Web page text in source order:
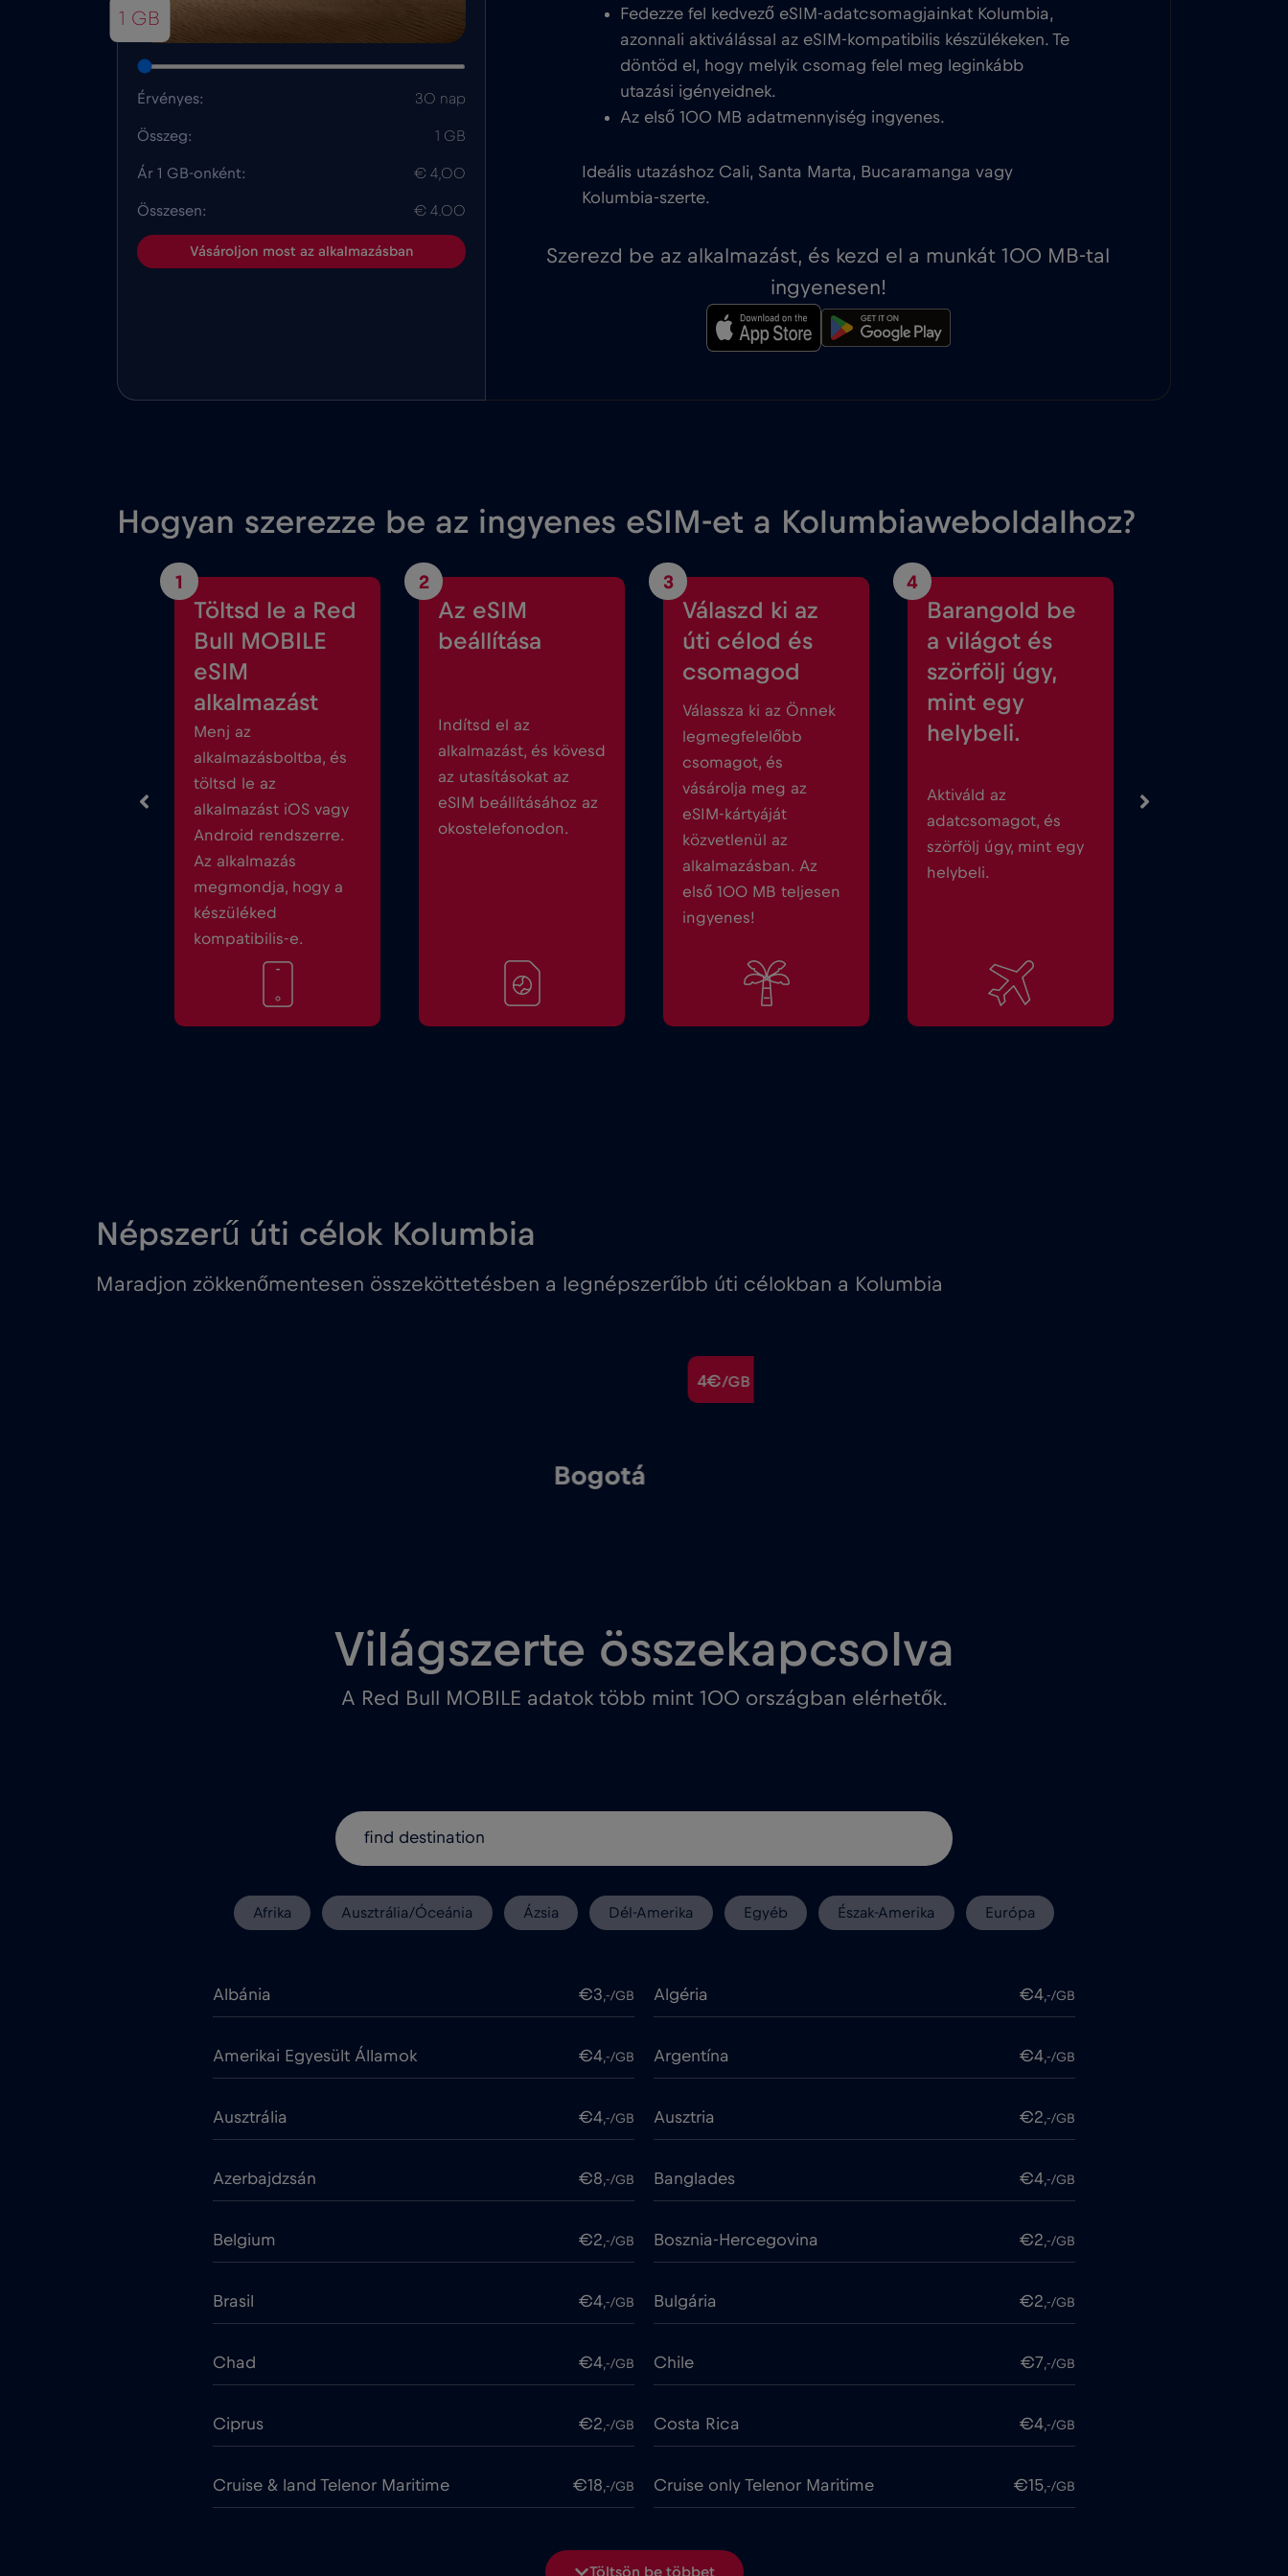
1 GB
Érvényes: 30 nap
Összeg: 1 GB
Ár 1 GB-onként: € 4,00
Összesen: € 4.00
Vásároljon most az alkalmazásban
Fedezze fel kedvező eSIM-adatcsomagjainkat Kolumbia,
azonnali aktiválással az eSIM-kompatibilis készülékeken. Te
döntöd el, hogy melyik csomag felel meg leginkább
utazási igényeidnek.
Az első 100 MB adatmennyiség ingyenes.
Ideális utazáshoz Cali, Santa Marta, Bucaramanga vagy
Kolumbia-szerte.
Szerezd be az alkalmazást, és kezd el a munkát 100 MB-tal
ingyenesen!
Hogyan szerezze be az ingyenes eSIM-et a Kolumbiaweboldalhoz?
1
Töltsd le a Red
Bull MOBILE
eSIM
alkalmazást
Menj az
alkalmazásboltba, és
töltsd le az
alkalmazást iOS vagy
Android rendszerre.
Az alkalmazás
megmondja, hogy a
készüléked
kompatibilis-e.
2
Az eSIM
beállítása
Indítsd el az
alkalmazást, és kövesd
az utasításokat az
eSIM beállításához az
okostelefonodon.
3
Válaszd ki az
úti célod és
csomagod
Válassza ki az Önnek
legmegfelelőbb
csomagot, és
vásárolja meg az
eSIM-kártyáját
közvetlenül az
alkalmazásban. Az
első 100 MB teljesen
ingyenes!
4
Barangold be
a világot és
szörfölj úgy,
mint egy
helybeli.
Aktiváld az
adatcsomagot, és
szörfölj úgy, mint egy
helybeli.
Népszerű úti célok Kolumbia
Maradjon zökkenőmentesen összeköttetésben a legnépszerűbb úti célokban a Kolumbia
4€/GB
Bogotá
Világszerte összekapcsolva
A Red Bull MOBILE adatok több mint 100 országban elérhetők.
Afrika Ausztrália/Óceánia Ázsia Dél-Amerika Egyéb Észak-Amerika Európa
Albánia €3,-/GB Algéria €4,-/GB
Amerikai Egyesült Államok €4,-/GB Argentína €4,-/GB
Ausztrália €4,-/GB Ausztria €2,-/GB
Azerbajdzsán €8,-/GB Banglades €4,-/GB
Belgium €2,-/GB Bosznia-Hercegovina €2,-/GB
Brasil €4,-/GB Bulgária €2,-/GB
Chad €4,-/GB Chile €7,-/GB
Ciprus €2,-/GB Costa Rica €4,-/GB
Cruise & land Telenor Maritime €18,-/GB Cruise only Telenor Maritime €15,-/GB
€2,-/GB Dánia
Töltsön be többet